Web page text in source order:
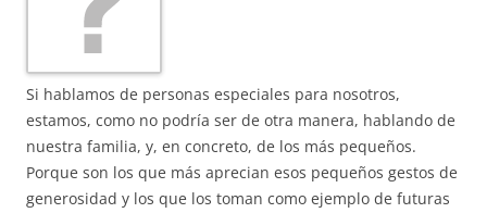
Si hablamos de personas especiales para nosotros,
estamos, como no podría ser de otra manera, hablando de
nuestra familia, y, en concreto, de los más pequeños.
Porque son los que más aprecian esos pequeños gestos de
generosidad y los que los toman como ejemplo de futuras